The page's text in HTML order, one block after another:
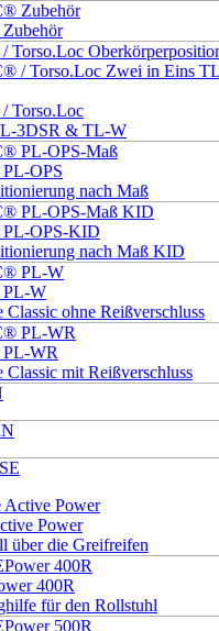
Torso.Loc
3DSR & TL-W
OPS
nach Maß
OPS-KID
nach Maß KID
W
Classic ohne Reißverschluss
WR
Classic mit Reißverschluss
Power
über die Greifreifen
400R
für den Rollstuhl